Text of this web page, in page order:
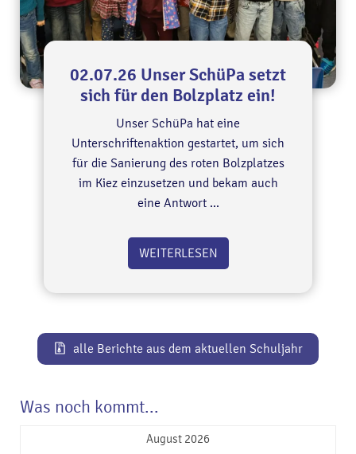
02.07.26 Unser SchüPa setzt
sich für den Bolzplatz ein!
Unser SchüPa hat eine
Unterschriftenaktion gestartet, um sich
für die Sanierung des roten Bolzplatzes
im Kiez einzusetzen und bekam auch
eine Antwort ...
WEITERLESEN
alle Berichte aus dem aktuellen Schuljahr
Was noch kommt...
August 2026